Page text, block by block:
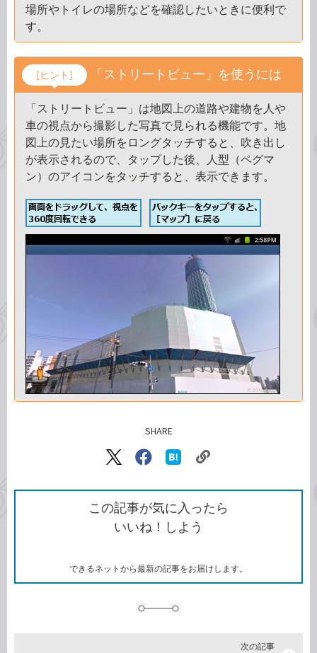
場所やトイレの場所などを確認したいときに便利で
す。
[ヒント] 「ストリートビュー」を使うには
「ストリートビュー」は地図上の道路や建物を人や
車の視点から撮影した写真で見られる機能です。地
図上の見たい場所をロングタッチすると、吹き出し
が表示されるので、タップした後、人型（ペグマ
ン）のアイコンをタッチすると、表示できます。
SHARE
X（旧
で
シ
ェ
ア
Facebook
シ
ェ
ア
な
ブ
ッ
ク
ク
ク
を
コ
この記事が気に入ったら
いいね！しよう
できるネットから最新の記事をお届けします。
次の記事